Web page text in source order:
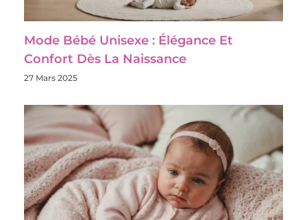
Mode Bébé Unisexe : Élégance Et
Confort Dès La Naissance
27 Mars 2025